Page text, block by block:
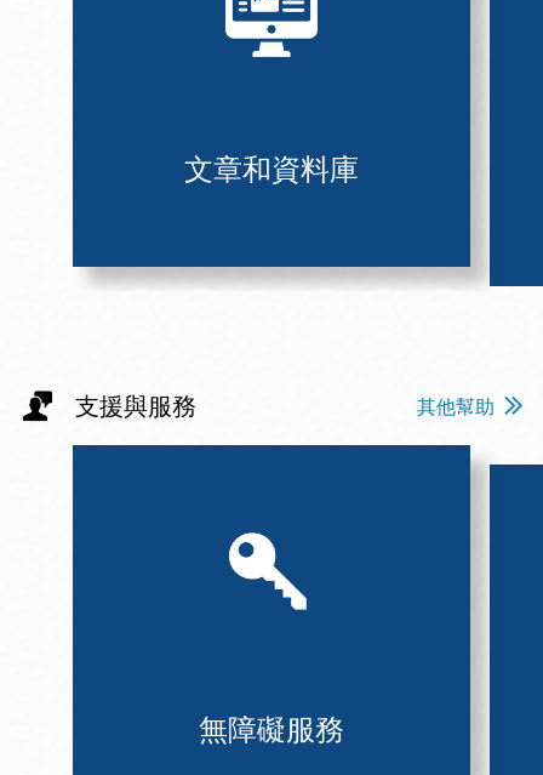
文章和資料庫
支援與服務 其他幫助
無障礙服務